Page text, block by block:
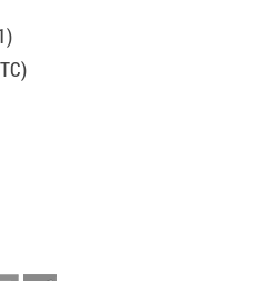
вме­сти­мо­
при­об­ре­сти в ре­сто­
от­ды­ха).